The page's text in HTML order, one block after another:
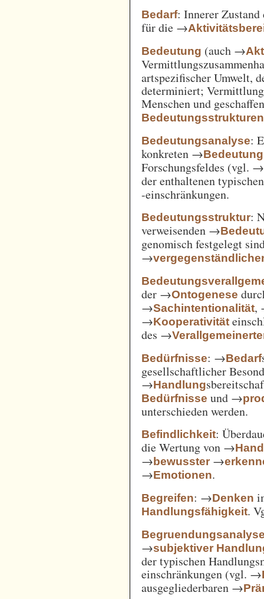
Bedarf: Innerer
für die →
Bedeutung (auch →
artspezifischer Umwelt,
determiniert;
Menschen und
Bedeutungsstrukturen
Bedeutungsanalyse:
konkreten →
Forschungsfeldes (vgl. →
der enthaltenen
-einschränkungen.
Bedeutungsstruktur:
verweisenden →
genomisch festgelegt
→
der →Ontogenese
→Sachintentionalität,
→Kooperativität
des →
Bedürfnisse: →Bedarf
gesellschaftlicher
→Handlung
Bedürfnisse und →
unterschieden werden.
Befindlichkeit:
die Wertung von →
→bewusster →
→Emotionen.
Begreifen: →Denken
Handlungsfähigkeit.
→subjektiver
der typischen
einschränkungen (vgl. →
ausgegliederbaren →